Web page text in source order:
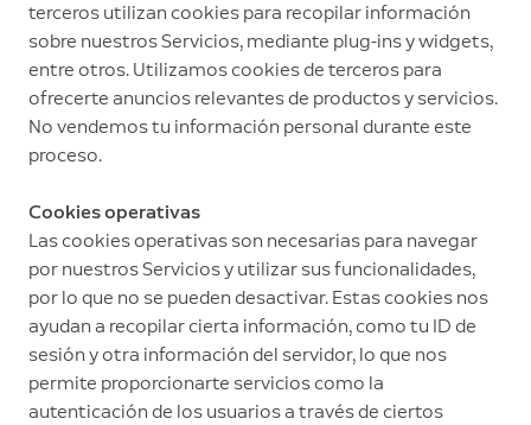
terceros utilizan cookies para recopilar información
sobre nuestros Servicios, mediante plug-ins y widgets,
entre otros. Utilizamos cookies de terceros para
ofrecerte anuncios relevantes de productos y servicios.
No vendemos tu información personal durante este
proceso.
Cookies operativas
Las cookies operativas son necesarias para navegar
por nuestros Servicios y utilizar sus funcionalidades,
por lo que no se pueden desactivar. Estas cookies nos
ayudan a recopilar cierta información, como tu ID de
sesión y otra información del servidor, lo que nos
permite proporcionarte servicios como la
autenticación de los usuarios a través de ciertos